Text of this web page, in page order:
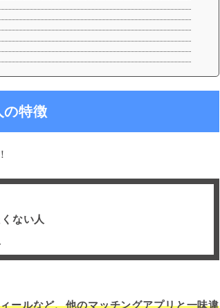
特徴
ない人
ールなど、他のマッチングアプリと一味違